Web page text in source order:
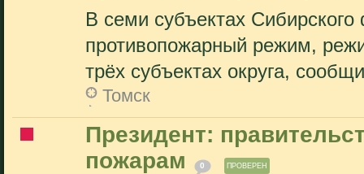
В семи субъектах
противопожарный режим,
трёх субъектах округа,
Томск
Президент:
пожарам
0 ПРОВЕРЕН